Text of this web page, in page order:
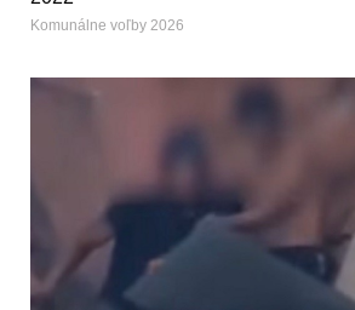
Komunálne voľby 2026